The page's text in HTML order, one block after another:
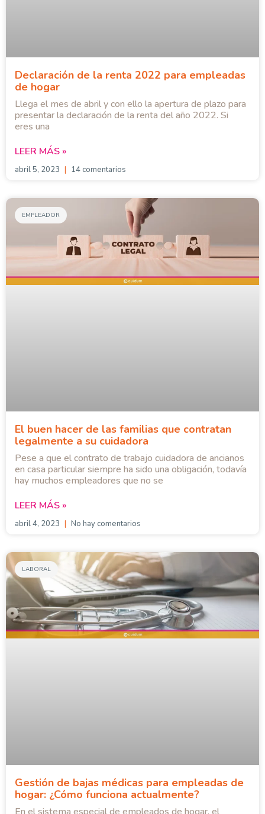
Declaración de la renta 2022 para empleadas
de hogar
Llega el mes de abril y con ello la apertura de plazo para
presentar la declaración de la renta del año 2022. Si
eres una
LEER MÁS »
abril 5, 2023 14 comentarios
EMPLEADOR
El buen hacer de las familias que contratan
legalmente a su cuidadora
Pese a que el contrato de trabajo cuidadora de ancianos
en casa particular siempre ha sido una obligación, todavía
hay muchos empleadores que no se
LEER MÁS »
abril 4, 2023 No hay comentarios
LABORAL
Gestión de bajas médicas para empleadas de
hogar: ¿Cómo funciona actualmente?